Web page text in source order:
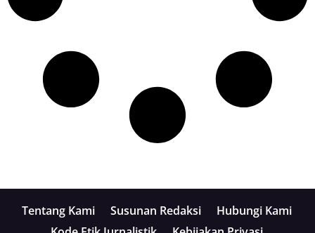
Tentang Kami Susunan Redaksi
Hubungi Kami